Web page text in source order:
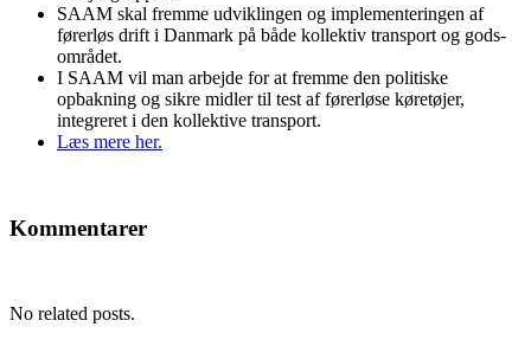
SAAM skal fremme udviklingen og implementeringen af
førerløs drift i Danmark på både kollektiv transport og gods-
området.
I SAAM vil man arbejde for at fremme den politiske
opbakning og sikre midler til test af førerløse køretøjer,
integreret i den kollektive transport.
Læs mere her.
Kommentarer
No related posts.